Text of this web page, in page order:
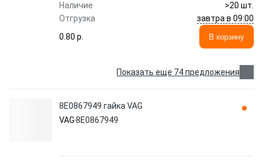
Наличие
>20 шт.
Отгрузка
завтра в 09:00
0.80 p.
В корзину
Показать еще 74 предложения
8E0867949 гайка VAG
VAG8E0867949